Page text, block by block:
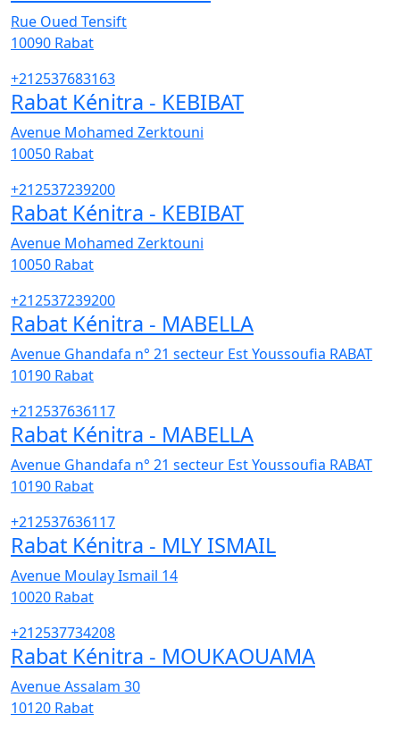
Rue Oued Tensift
10090 Rabat
+212537683163
Rabat Kénitra - KEBIBAT
Avenue Mohamed Zerktouni
10050 Rabat
+212537239200
Rabat Kénitra - KEBIBAT
Avenue Mohamed Zerktouni
10050 Rabat
+212537239200
Rabat Kénitra - MABELLA
Avenue Ghandafa n° 21 secteur Est Youssoufia RABAT
10190 Rabat
+212537636117
Rabat Kénitra - MABELLA
Avenue Ghandafa n° 21 secteur Est Youssoufia RABAT
10190 Rabat
+212537636117
Rabat Kénitra - MLY ISMAIL
Avenue Moulay Ismail 14
10020 Rabat
+212537734208
Rabat Kénitra - MOUKAOUAMA
Avenue Assalam 30
10120 Rabat